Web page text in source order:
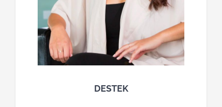
DESTEK